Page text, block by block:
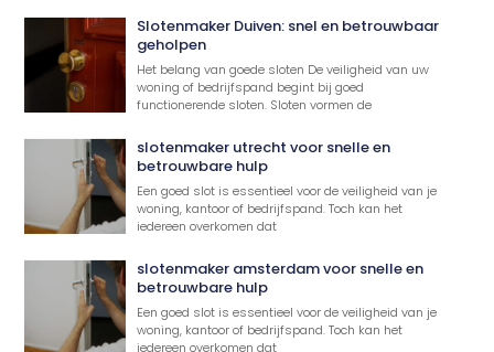
Slotenmaker Duiven: snel en betrouwbaar
geholpen
Het belang van goede sloten De veiligheid van uw
woning of bedrijfspand begint bij goed
functionerende sloten. Sloten vormen de
slotenmaker utrecht voor snelle en
betrouwbare hulp
Een goed slot is essentieel voor de veiligheid van je
woning, kantoor of bedrijfspand. Toch kan het
iedereen overkomen dat
slotenmaker amsterdam voor snelle en
betrouwbare hulp
Een goed slot is essentieel voor de veiligheid van je
woning, kantoor of bedrijfspand. Toch kan het
iedereen overkomen dat